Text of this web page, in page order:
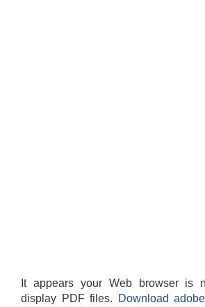
It appears your Web browser is
display PDF files.
Download